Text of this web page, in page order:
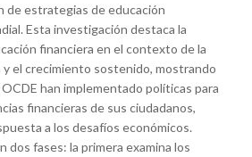
de estrategias de educación
Esta investigación destaca la
financiera en el contexto de la
y el crecimiento sostenido, mostrando
han implementado políticas para
financieras de sus ciudadanos,
a los desafíos económicos.
dos fases: la primera examina los